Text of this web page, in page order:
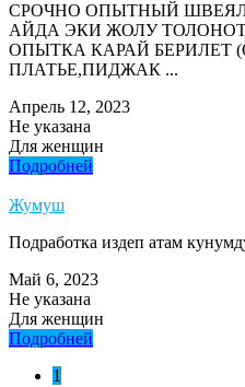
СРОЧНО ОПЫТНЫЙ
АЙДА ЭКИ ЖОЛУ
ОПЫТКА КАРАЙ БЕРИЛЕТ
ПЛАТЬЕ,ПИДЖАК ...
Апрель 12, 2023
Не указана
Для женщин
Подробней
Жумуш
Подработка издеп атам
Май 6, 2023
Не указана
Для женщин
Подробней
1